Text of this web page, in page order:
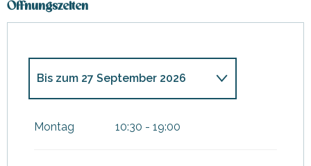
Öffnungszeiten
zum
22 April 2026
Bis zum 27 September 2026
Montag 10:30 - 19:00